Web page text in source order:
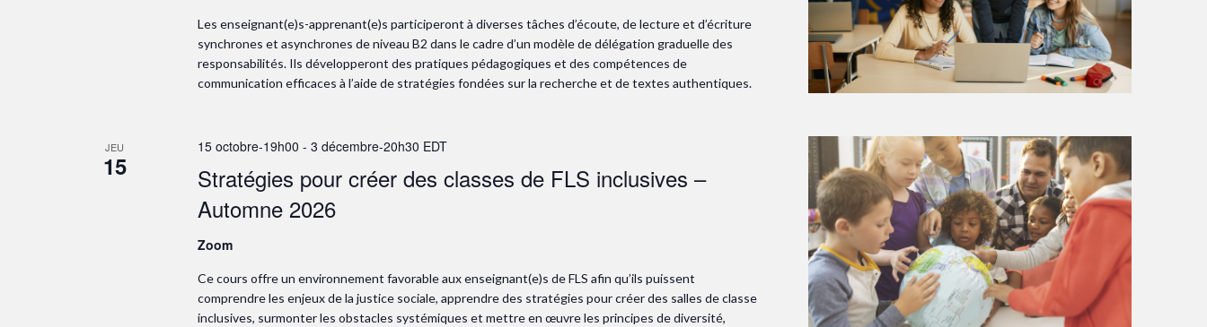
Les enseignant(e)s-apprenant(e)s participeront à diverses tâches d’écoute, de lecture et d’écriture
synchrones et asynchrones de niveau B2 dans le cadre d’un modèle de délégation graduelle des
responsabilités. Ils développeront des pratiques pédagogiques et des compétences de
communication efficaces à l’aide de stratégies fondées sur la recherche et de textes authentiques.
JEU
15
Stratégies pour créer des classes de FLS inclusives –
Automne 2026
15 octobre-19h00 - 3 décembre-20h30 EDT
Zoom
Ce cours offre un environnement favorable aux enseignant(e)s de FLS afin qu’ils puissent
comprendre les enjeux de la justice sociale, apprendre des stratégies pour créer des salles de classe
inclusives, surmonter les obstacles systémiques et mettre en œuvre les principes de diversité,